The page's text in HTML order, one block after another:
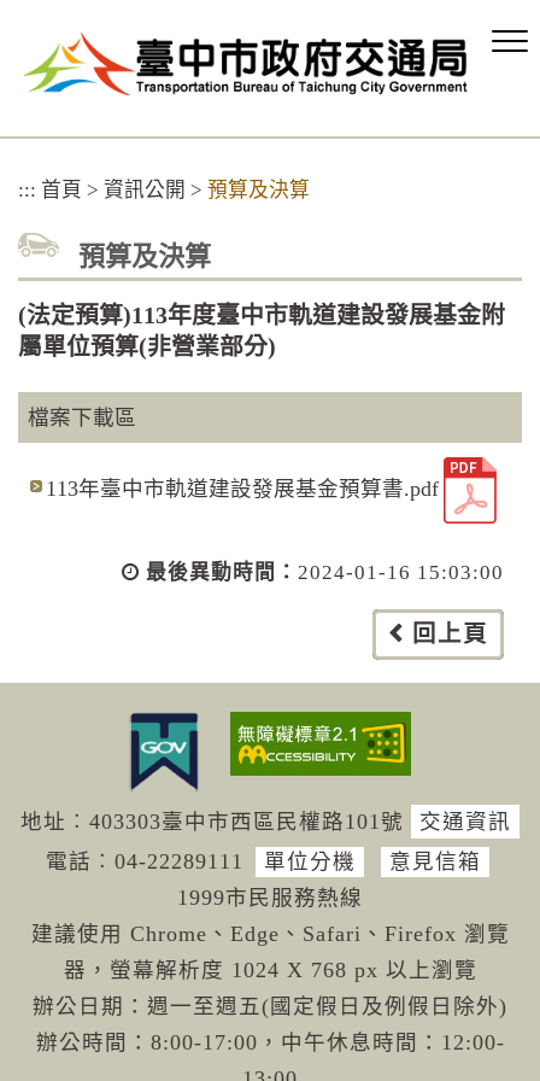
容
::: 首頁 > 資訊公開 > 預算及決算
預算及決算
(法定預算)113年度臺中市軌道建設發展基金附
屬單位預算(非營業部分)
檔案下載區
113年臺中市軌道建設發展基金預算書.pdf
最後異動時間： 2024-01-16 15:03:00
回上頁
地址︰403303臺中市西區民權路101號
交通資訊
電話︰04-22289111 單位分機
意見信箱
1999市民服務熱線
建議使用 Chrome、Edge、Safari、Firefox 瀏覽
器，螢幕解析度 1024 X 768 px 以上瀏覽
辦公日期：週一至週五(國定假日及例假日除外)
辦公時間：8:00-17:00，中午休息時間：12:00-